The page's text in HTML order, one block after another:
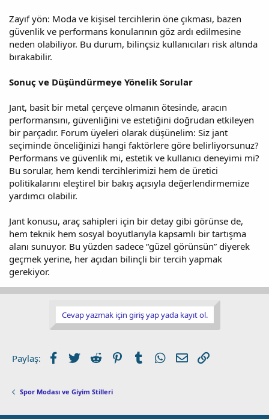
Zayıf yön: Moda ve kişisel tercihlerin öne çıkması, bazen
güvenlik ve performans konularının göz ardı edilmesine
neden olabiliyor. Bu durum, bilinçsiz kullanıcıları risk altında
bırakabilir.
Sonuç ve Düşündürmeye Yönelik Sorular
Jant, basit bir metal çerçeve olmanın ötesinde, aracın
performansını, güvenliğini ve estetiğini doğrudan etkileyen
bir parçadır. Forum üyeleri olarak düşünelim: Siz jant
seçiminde önceliğinizi hangi faktörlere göre belirliyorsunuz?
Performans ve güvenlik mi, estetik ve kullanıcı deneyimi mi?
Bu sorular, hem kendi tercihlerimizi hem de üretici
politikalarını eleştirel bir bakış açısıyla değerlendirmemize
yardımcı olabilir.
Jant konusu, araç sahipleri için bir detay gibi görünse de,
hem teknik hem sosyal boyutlarıyla kapsamlı bir tartışma
alanı sunuyor. Bu yüzden sadece “güzel görünsün” diyerek
geçmek yerine, her açıdan bilinçli bir tercih yapmak
gerekiyor.
Cevap yazmak için giriş yap yada kayıt ol.
Paylaş: Facebook
TwitterReddit PinterestTumblrWhatsApp
E-postaLink
Spor Modası ve Giyim Stilleri